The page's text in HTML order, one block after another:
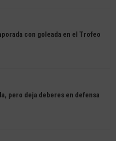
con goleada en el Trofeo
pero deja deberes en defensa